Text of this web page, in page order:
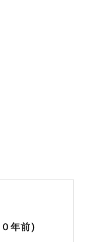
年前)